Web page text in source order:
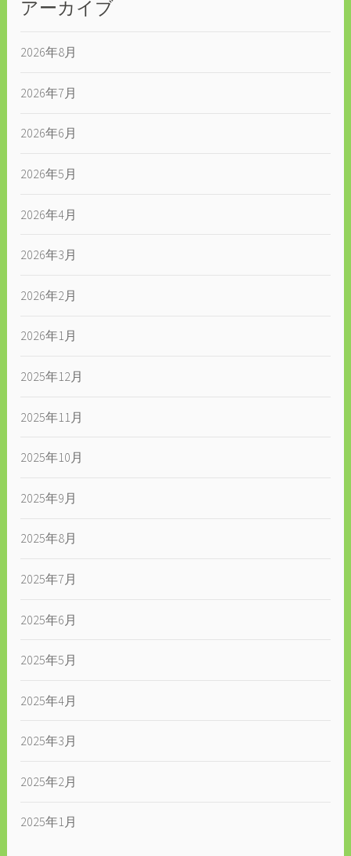
アーカイブ
2026年8月
2026年7月
2026年6月
2026年5月
2026年4月
2026年3月
2026年2月
2026年1月
2025年12月
2025年11月
2025年10月
2025年9月
2025年8月
2025年7月
2025年6月
2025年5月
2025年4月
2025年3月
2025年2月
2025年1月